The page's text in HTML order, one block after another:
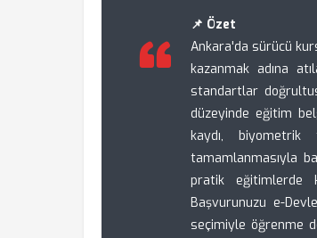
📌 Özet
Ankara'da sürücü
kazanmak adına
standartlar
düzeyinde eğitim
kaydı,
tamamlanmasıyla
pratik eğitimlerde
Başvurunuzu e-
seçimiyle öğrenme